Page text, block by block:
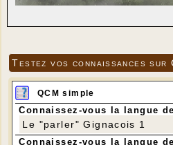
A l'issue de la première
Testez vos connaissances sur
QCM simple
Connaissez-vous la langue
Le "parler" Gignacois 1
Connaissez-vous la langue